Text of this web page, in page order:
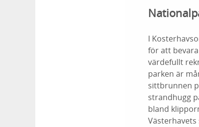
I
för att
värdefullt
parken är
sittbrunnen
strandhugg
bland